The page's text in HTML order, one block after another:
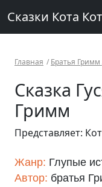
Сказки Кота
Главная / Братья Гримм
Сказка
Гримм
Представляет:
Жанр: Глупые
Автор: братья